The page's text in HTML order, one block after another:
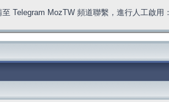
Telegram MozTW 頻道聯繫，進行人工啟用